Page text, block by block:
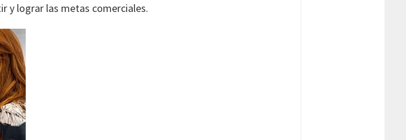
y lograr las metas comerciales.